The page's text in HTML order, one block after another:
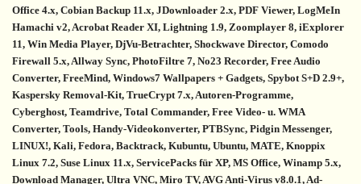
Office 4.x, Cobian Backup 11.x, JDownloader 2.x, PDF Viewer, LogMeIn
Hamachi v2, Acrobat Reader XI, Lightning 1.9, Zoomplayer 8, iExplorer
11, Win Media Player, DjVu-Betrachter, Shockwave Director, Comodo
Firewall 5.x, Allway Sync, PhotoFiltre 7, No23 Recorder, Free Audio
Converter, FreeMind, Windows7 Wallpapers + Gadgets, Spybot S+D 2.9+,
Kaspersky Removal-Kit, TrueCrypt 7.x, Autoren-Programme,
Cyberghost, Teamdrive, Total Commander, Free Video- u. WMA
Converter, Tools, Handy-Videokonverter, PTBSync, Pidgin Messenger,
LINUX!, Kali, Fedora, Backtrack, Kubuntu, Ubuntu, MATE, Knoppix
Linux 7.2, Suse Linux 11.x, ServicePacks für XP, MS Office, Winamp 5.x,
Download Manager, Ultra VNC, Miro TV, AVG Anti-Virus v8.0.1, Ad-